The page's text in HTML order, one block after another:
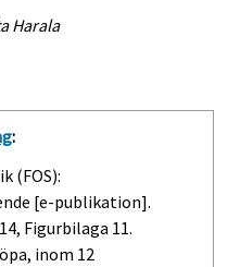
Harala
:
(FOS):
[e-publikation].
Figurbilaga 11.
inom 12